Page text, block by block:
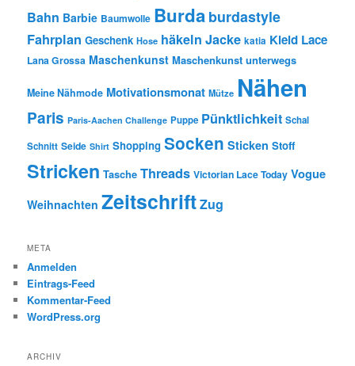
Bahn Barbie Baumwolle Burda burdastyle
Fahrplan Geschenk Hose häkeln Jacke katia Kleid Lace
Lana Grossa Maschenkunst Maschenkunst unterwegs
Meine Nähmode Motivationsmonat Mütze Nähen
Paris Paris-Aachen Challenge Puppe Pünktlichkeit Schal
Schnitt Seide Shirt Shopping Socken Sticken Stoff
Stricken Tasche Threads Victorian Lace Today Vogue
Weihnachten ZeitschriftZug
META
Anmelden
Eintrags-Feed
Kommentar-Feed
WordPress.org
ARCHIV